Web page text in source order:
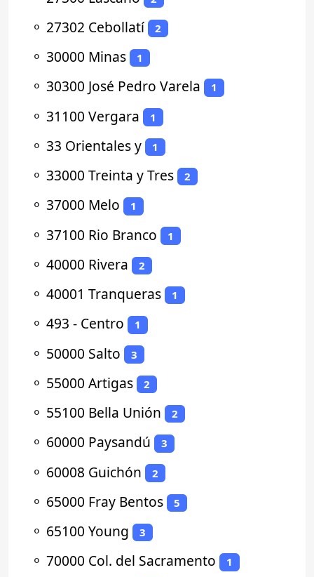
⚬ 27302 Cebollatí 2
⚬ 30000 Minas 1
⚬ 30300 José Pedro Varela 1
⚬ 31100 Vergara 1
⚬ 33 Orientales y 1
⚬ 33000 Treinta y Tres 2
⚬ 37000 Melo 1
⚬ 37100 Rio Branco 1
⚬ 40000 Rivera 2
⚬ 40001 Tranqueras 1
⚬ 493 - Centro 1
⚬ 50000 Salto 3
⚬ 55000 Artigas 2
⚬ 55100 Bella Unión 2
⚬ 60000 Paysandú 3
⚬ 60008 Guichón 2
⚬ 65000 Fray Bentos 5
⚬ 65100 Young 3
⚬ 70000 Col. del Sacramento 1